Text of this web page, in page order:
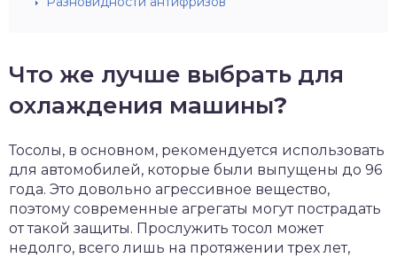
Что же лучше выбрать для
охлаждения машины?
Тосолы, в основном, рекомендуется использовать
для автомобилей, которые были выпущены до 96
года. Это довольно агрессивное вещество,
поэтому современные агрегаты могут пострадать
от такой защиты. Прослужить тосол может
недолго, всего лишь на протяжении трех лет,